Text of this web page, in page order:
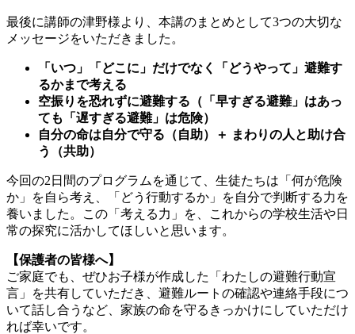
最後に講師の津野様より、本講のまとめとして3つの大切な
メッセージをいただきました。
「いつ」「どこに」だけでなく「どうやって」避難す
るかまで考える
空振りを恐れずに避難する（「早すぎる避難」はあっ
ても「遅すぎる避難」は危険）
自分の命は自分で守る（自助）＋ まわりの人と助け合
う（共助）
今回の2日間のプログラムを通じて、生徒たちは「何が危険
か」を自ら考え、「どう行動するか」を自分で判断する力を
養いました。この「考える力」を、これからの学校生活や日
常の探究に活かしてほしいと思います。
【保護者の皆様へ】
ご家庭でも、ぜひお子様が作成した「わたしの避難行動宣
言」を共有していただき、避難ルートの確認や連絡手段につ
いて話し合うなど、家族の命を守るきっかけにしていただけ
れば幸いです。